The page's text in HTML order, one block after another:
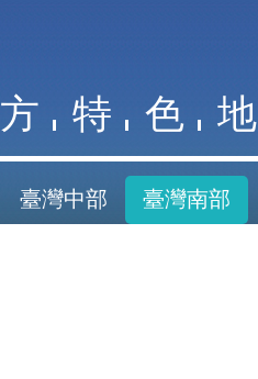
方 特 色 地
臺灣中部 臺灣南部